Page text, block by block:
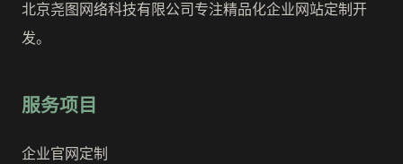
北京尧图网络科技有限公司专注精品化企业网站定制开
发。
服务项目
企业官网定制